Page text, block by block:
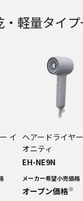
・軽量タイ
イ ヘアードライヤ
オニティ
EH-NE9N
メーカー希望小売価格
オープン価格※